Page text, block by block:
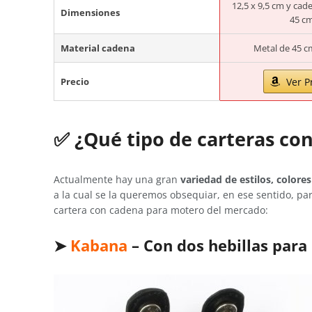
Dimensiones
12,5 x 9,5 cm y
45
Material cadena Metal de 45
Precio Ver
✅ ¿Qué tipo de carteras
Actualmente hay una gran variedad de estilos,
a la cual se la queremos obsequiar, en ese sentido,
cartera con cadena para motero del mercado:
➤ Kabana – Con dos hebillas